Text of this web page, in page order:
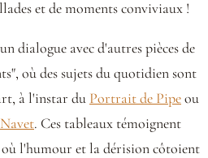
et de moments conviviaux !
dialogue avec d'autres pièces de
où des sujets du quotidien sont
à l'instar du Portrait de Pipeou
. Ces tableaux témoignent
l'humour et la dérision côtoient